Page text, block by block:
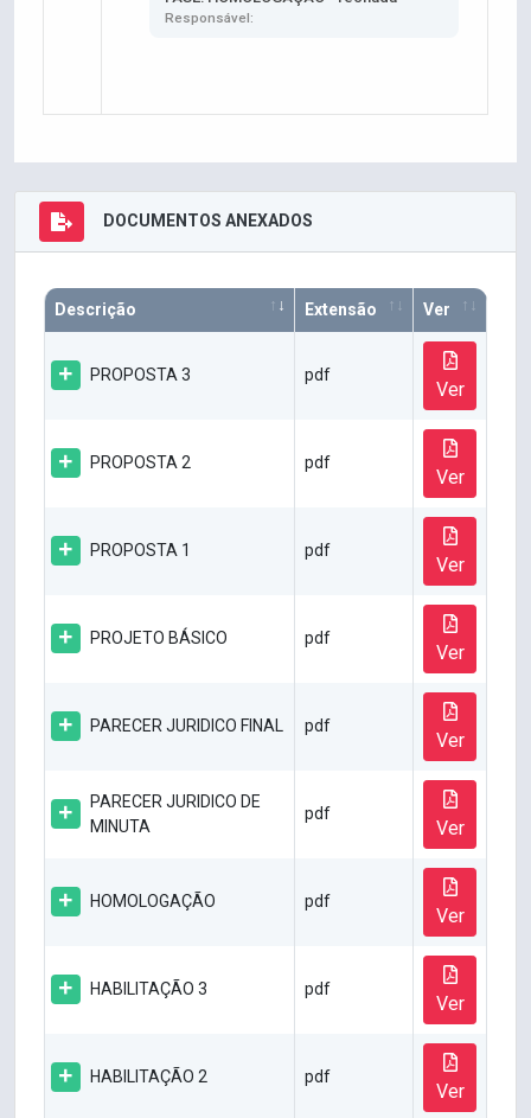
Responsável:
DOCUMENTOS ANEXADOS
Descrição Extensão Ver
PROPOSTA 3 pdf
Ver
PROPOSTA 2 pdf
Ver
PROPOSTA 1 pdf
Ver
PROJETO BÁSICO pdf
Ver
PARECER JURIDICO FINAL pdf
Ver
PARECER JURIDICO DE
MINUTA
pdf
Ver
HOMOLOGAÇÃO pdf
Ver
HABILITAÇÃO 3 pdf
Ver
HABILITAÇÃO 2 pdf
Ver